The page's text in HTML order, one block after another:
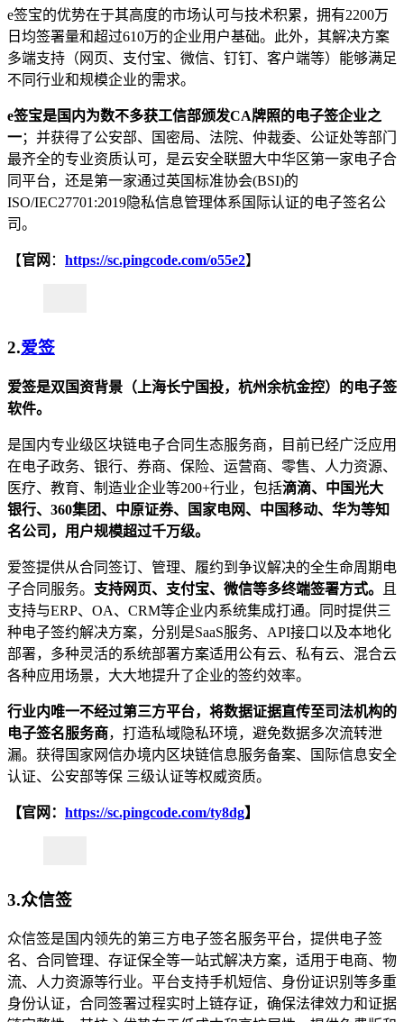
e签宝的优势在于其高度的市场认可与技术积累，拥有2200万
日均签署量和超过610万的企业用户基础。此外，其解决方案
多端支持（网页、支付宝、微信、钉钉、客户端等）能够满足
不同行业和规模企业的需求。
e签宝是国内为数不多获工信部颁发CA牌照的电子签企业之
一；并获得了公安部、国密局、法院、仲裁委、公证处等部门
最齐全的专业资质认可，是云安全联盟大中华区第一家电子合
同平台，还是第一家通过英国标准协会(BSI)的
ISO/IEC27701:2019隐私信息管理体系国际认证的电子签名公
司。
【官网 ： https://sc.pingcode.com/o55e2】
2.爱签
爱签是双国资背景（上海长宁国投，杭州余杭金控）的电子签
软件。
是国内专业级区块链电子合同生态服务商，目前已经广泛应用
在电子政务、银行、券商、保险、运营商、零售、人力资源、
医疗、教育、制造业企业等200+行业，包括滴滴、中国光大
银行、360集团、中原证券、国家电网、中国移动、华为等知
名公司，用户规模超过千万级。
爱签提供从合同签订、管理、履约到争议解决的全生命周期电
子合同服务。 支持网页、支付宝、微信等多终端签署方式。
且
支持与ERP、OA、CRM等企业内系统集成打通。同时提供三
种电子签约解决方案，分别是SaaS服务、API接口以及本地化
部署，多种灵活的系统部署方案适用公有云、私有云、混合云
各种应用场景，大大地提升了企业的签约效率。
行业内唯一不经过第三方平台，将数据证据直传至司法机构的
电子签名服务商，打造私域隐私环境，避免数据多次流转泄
漏。获得国家网信办境内区块链信息服务备案、国际信息安全
认证、公安部等保 三级认证等权威资质。
【官网： https://sc.pingcode.com/ty8dg】
3.众信签
众信签是国内领先的第三方电子签名服务平台，提供电子签
名、合同管理、存证保全等一站式解决方案，适用于电商、物
流、人力资源等行业。平台支持手机短信、身份证识别等多重
身份认证，合同签署过程实时上链存证，确保法律效力和证据